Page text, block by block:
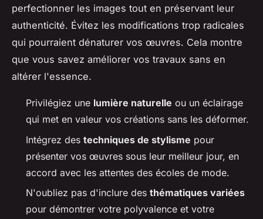
perfectionner les images tout en préservant leur
authenticité. Évitez les modifications trop radicales
qui pourraient dénaturer vos œuvres. Cela montre
que vous savez améliorer vos travaux sans en
altérer l'essence.
Privilégiez une lumière naturelle ou un éclairage
qui met en valeur vos créations sans les déformer.
Intégrez des techniques de stylisme pour
présenter vos œuvres sous leur meilleur jour, en
accord avec les attentes des écoles de mode.
N'oubliez pas d'inclure des thématiques variées
pour démontrer votre polyvalence et votre